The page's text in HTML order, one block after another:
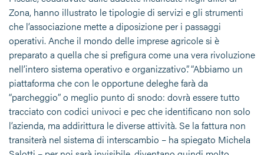
Zona, hanno illustrato le tipologie di servizi e gli strumenti
che l’associazione mette a diposizione per i passaggi
operativi. Anche il mondo delle imprese agricole si è
preparato a quella che si prefigura come una vera rivoluzione
nell’intero sistema operativo e organizzativo”. “Abbiamo un
piattaforma che con le opportune deleghe farà da
“parcheggio” o meglio punto di snodo: dovrà essere tutto
tracciato con codici univoci e pec che identificano non solo
l’azienda, ma addirittura le diverse attività. Se la fattura non
transiterà nel sistema di interscambio – ha spiegato Michela